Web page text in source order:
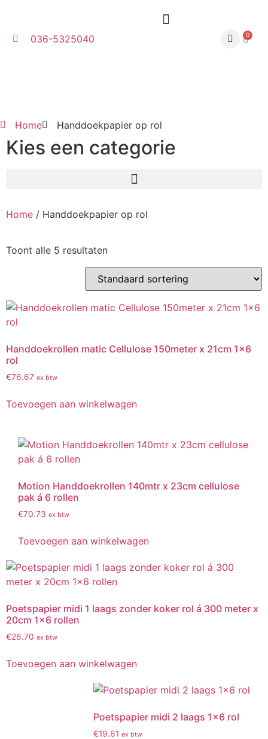
036-5325040 0
Home Handdoekpapier op rol
Kies een categorie
Home / Handdoekpapier op rol
Toont alle 5 resultaten
Handdoekrollen matic Cellulose 150meter x 21cm 1×6
rol
€76.67 ex btw
Toevoegen aan winkelwagen
Motion Handdoekrollen 140mtr x 23cm cellulose
pak á 6 rollen
€70.73 ex btw
Toevoegen aan winkelwagen
Poetspapier midi 1 laags zonder koker rol á 300 meter x
20cm 1×6 rollen
€26.70 ex btw
Toevoegen aan winkelwagen
Poetspapier midi 2 laags 1×6 rol
€19.61 ex btw